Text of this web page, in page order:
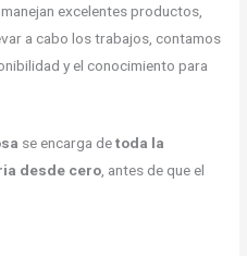
manejan excelentes productos,
a cabo los trabajos, contamos
y el conocimiento para
se encarga detoda la
desde cero, antes de que el